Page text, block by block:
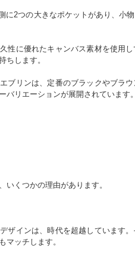
ちします。
バリエーションが展開されています
いくつかの理由があります。
マッチします。